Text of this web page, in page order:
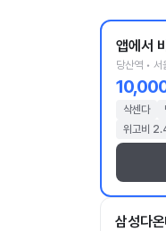
앱에서
당산역 • 서
삭센다
위고비
삼성다